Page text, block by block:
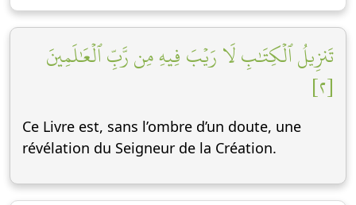
تَنزِيلُ ٱلۡكِتَٰبِ لَا رَيۡبَ فِيهِ مِن رَّبِّ ٱلۡعَٰلَمِينَ
[٢]
Ce Livre est, sans l’ombre d’un doute, une
révélation du Seigneur de la Création.